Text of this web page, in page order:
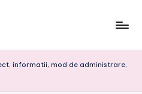
informatii, mod de administrare,